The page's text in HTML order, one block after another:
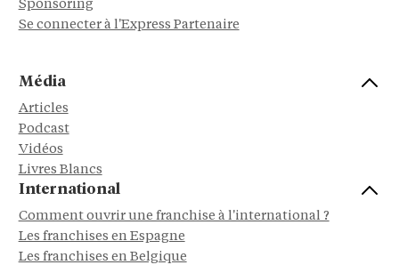
Sponsoring
Se connecter à l'Express Partenaire
Média
Articles
Podcast
Vidéos
Livres Blancs
International
Comment ouvrir une franchise à l'international ?
Les franchises en Espagne
Les franchises en Belgique